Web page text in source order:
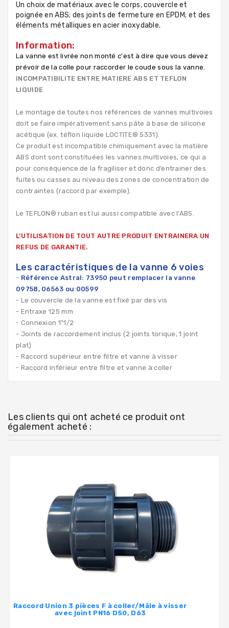
Un choix de matériaux avec le corps, couvercle et
poignée en ABS; des joints de fermeture en EPDM; et des
éléments métalliques en acier inoxydable.
Information:
La vanne est livrée non monté c'est à dire que vous devez
prévoir de la colle pour raccorder le coude sous la vanne.
INCOMPATIBILITE ENTRE MATIERE ABS ET TEFLON
LIQUIDE
Le montage de toutes nos références de vannes multivoies
doit se faire impérativement sans pâte à base de silicone
acétique (ex. téflon liquide LOCTITE® 5331).
Ce produit est incompatible chimiquement avec la matière
ABS dont sont constituées les vannes multivoies, ce qui a
pour conséquence de la fragiliser et donc d’entrainer des
fuites ou casses au niveau des zones de concentration de
contraintes (raccord par exemple).
Le TEFLON® ruban est lui aussi compatible avec l’ABS.
L’UTILISATION DE TOUT AUTRE PRODUIT ENTRAINERA UN
REFUS DE GARANTIE.
Les caractéristiques de la vanne 6 voies
- Référence Astral: 73950 peut remplacer la vanne
09758, 06563 ou 00599
- Le couvercle de la vanne est fixé par des vis
- Entraxe 125 mm
- Connexion 1"1/2
- Joints de raccordement inclus (2 joints torique, 1 joint
plat)
- Raccord supérieur entre filtre et vanne à visser
- Raccord inférieur entre filtre et vanne à coller
Les clients qui ont acheté ce produit ont
également acheté :
Raccord Union 3 pièces F à coller/Mâle à visser
avec joint PN16 D50, D63